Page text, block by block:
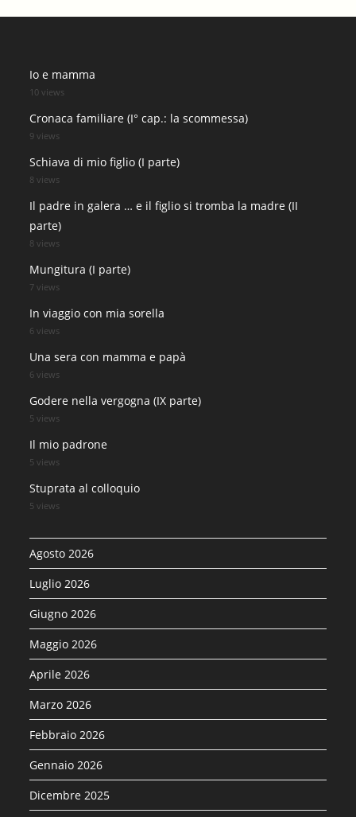
Io e mamma
10 views
Cronaca familiare (I° cap.: la scommessa)
9 views
Schiava di mio figlio (I parte)
8 views
Il padre in galera … e il figlio si tromba la madre (II
parte)
8 views
Mungitura (I parte)
7 views
In viaggio con mia sorella
6 views
Una sera con mamma e papà
6 views
Godere nella vergogna (IX parte)
5 views
Il mio padrone
5 views
Stuprata al colloquio
5 views
Agosto 2026
Luglio 2026
Giugno 2026
Maggio 2026
Aprile 2026
Marzo 2026
Febbraio 2026
Gennaio 2026
Dicembre 2025